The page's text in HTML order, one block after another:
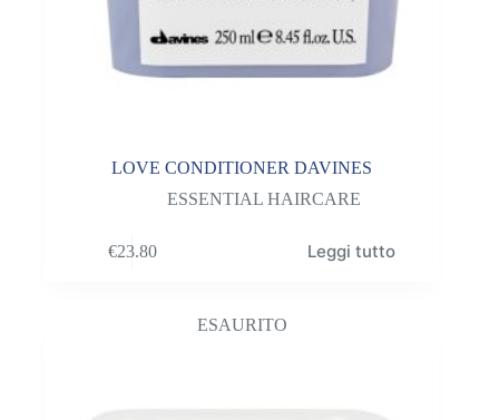
LOVE CONDITIONER DAVINES
ESSENTIAL HAIRCARE
€23.80 Leggi tutto
ESAURITO